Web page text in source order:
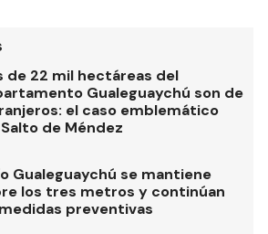
de 22 mil hectáreas del
Gualeguaychú son de
el caso emblemático
de Méndez
Gualeguaychú se mantiene
los tres metros y continúan
preventivas